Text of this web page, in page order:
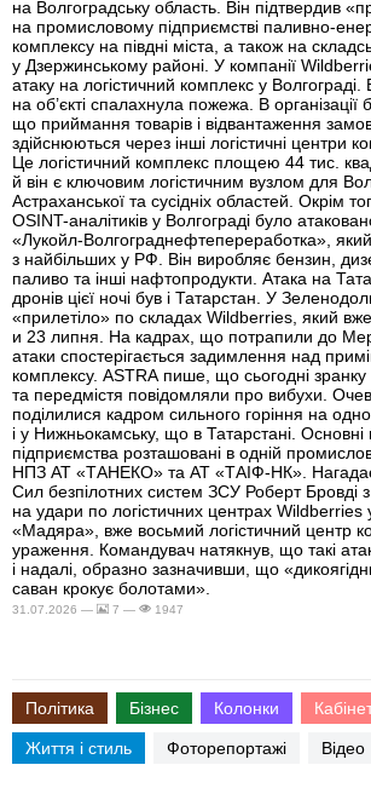
на Волгоградську область. Він підтвердив
на промисловому підприємстві паливно-
комплексу на півдні міста, а також на
у Дзержинському районі. У компанії
атаку на логістичний комплекс у Волгограді.
на об’єкті спалахнула пожежа. В організації
що приймання товарів і відвантаження
здійснюються через інші логістичні центри
Це логістичний комплекс площею 44 тис.
й він є ключовим логістичним вузлом для
Астраханської та сусідніх областей. Окрім
OSINT-аналітиків у Волгограді було
«Лукойл-Волгограднефтепереработка»,
з найбільших у РФ. Він виробляє бензин,
паливо та інші нафтопродукти. Атака на
дронів цієї ночі був і Татарстан. У
«прилетіло» по складах Wildberries, який
и 23 липня. На кадрах, що потрапили до
атаки спостерігається задимлення над
комплексу. ASTRA пише, що сьогодні зранку
та передмістя повідомляли про вибухи.
поділилися кадром сильного горіння на
і у Нижньокамську, що в Татарстані.
підприємства розташовані в одній
НПЗ АТ «ТАНЕКО» та АТ «ТАІФ-НК».
Сил безпілотних систем ЗСУ Роберт Бровді з
на удари по логістичних центрах Wildberries
«Мадяра», вже восьмий логістичний центр
ураження. Командувач натякнув, що такі
і надалі, образно зазначивши, що
саван крокує болотами».
31.07.2026 — 7 — 1947
Політика Бізнес Колонки
Життя і стиль Фоторепортажі Відео